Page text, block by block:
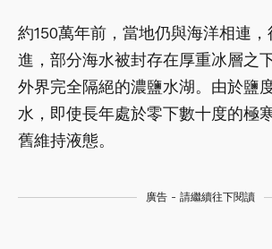
約150萬年前，當地仍與海洋相連
進，部分海水被封存在厚重冰層之
外界完全隔絕的濃鹽水湖。由於鹽
水，即使長年處於零下數十度的極
舊維持液態。
廣告 - 請繼續往下閱讀